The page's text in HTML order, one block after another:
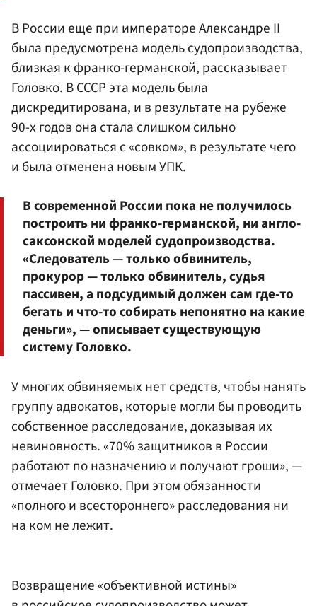
В России еще при императоре Александре II
была предусмотрена модель судопроизводства,
близкая к франко-германской, рассказывает
Головко. В СССР эта модель была
дискредитирована, и в результате на рубеже
90-х годов она стала слишком сильно
ассоциироваться с «совком», в результате чего
и была отменена новым УПК.
В современной России пока не получилось
построить ни франко-германской, ни англо-
саксонской моделей судопроизводства.
«Следователь — только обвинитель,
прокурор — только обвинитель, судья
пассивен, а подсудимый должен сам где-то
бегать и что-то собирать непонятно на какие
деньги», — описывает существующую
систему Головко.
У многих обвиняемых нет средств, чтобы нанять
группу адвокатов, которые могли бы проводить
собственное расследование, доказывая их
невиновность. «70% защитников в России
работают по назначению и получают гроши», —
отмечает Головко. При этом обязанности
«полного и всестороннего» расследования ни
на ком не лежит.
Возвращение «объективной истины»